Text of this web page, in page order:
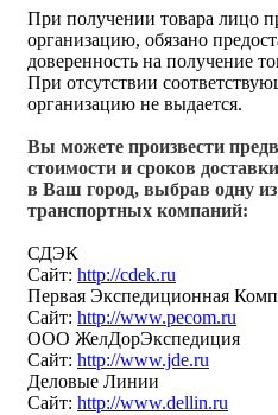
При получении товара лицо
организацию, обязано
доверенность на получение
При отсутствии
организацию не выдается.
Вы можете произвести
стоимости и сроков
в Ваш город, выбрав одну
транспортных компаний:
СДЭК
Сайт: http://cdek.ru
Первая Экспедиционная
Сайт: http://www.pecom.ru
ООО ЖелДорЭкспедиция
Сайт: http://www.jde.ru
Деловые Линии
Сайт: http://www.dellin.ru